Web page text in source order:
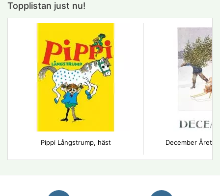
Topplistan just nu!
Pippi Långstrump, häst December Årets